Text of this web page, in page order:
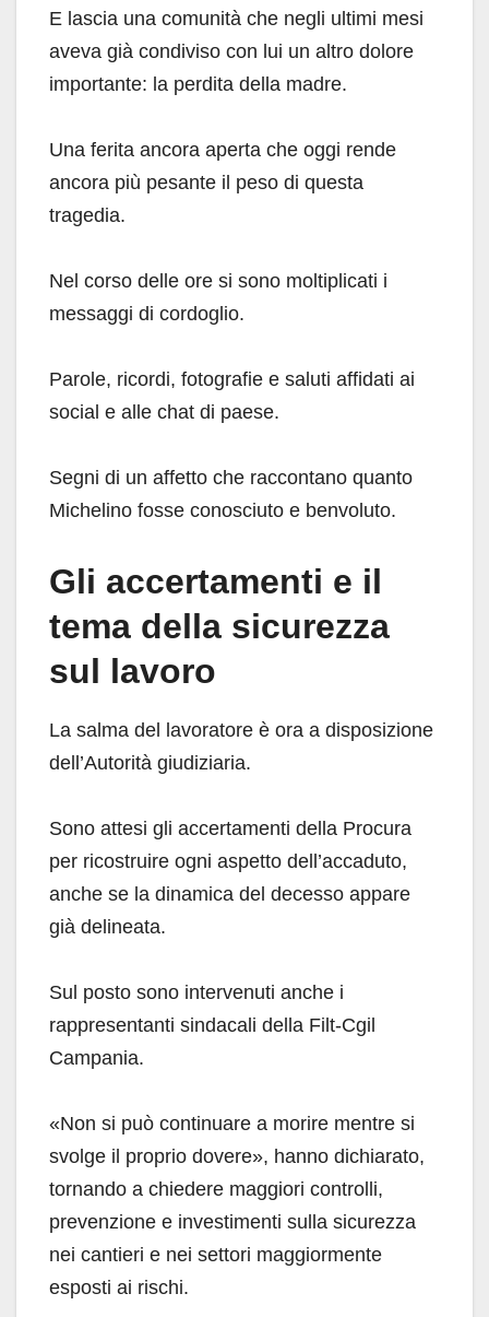
E lascia una comunità che negli ultimi mesi
aveva già condiviso con lui un altro dolore
importante: la perdita della madre.
Una ferita ancora aperta che oggi rende
ancora più pesante il peso di questa
tragedia.
Nel corso delle ore si sono moltiplicati i
messaggi di cordoglio.
Parole, ricordi, fotografie e saluti affidati ai
social e alle chat di paese.
Segni di un affetto che raccontano quanto
Michelino fosse conosciuto e benvoluto.
Gli accertamenti e il
tema della sicurezza
sul lavoro
La salma del lavoratore è ora a disposizione
dell’Autorità giudiziaria.
Sono attesi gli accertamenti della Procura
per ricostruire ogni aspetto dell’accaduto,
anche se la dinamica del decesso appare
già delineata.
Sul posto sono intervenuti anche i
rappresentanti sindacali della Filt-Cgil
Campania.
«Non si può continuare a morire mentre si
svolge il proprio dovere», hanno dichiarato,
tornando a chiedere maggiori controlli,
prevenzione e investimenti sulla sicurezza
nei cantieri e nei settori maggiormente
esposti ai rischi.